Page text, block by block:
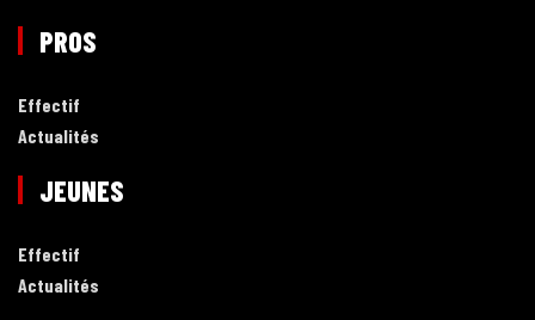
PROS
Effectif
Actualités
JEUNES
Effectif
Actualités